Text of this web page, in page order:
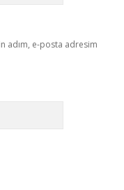
adım, e-posta adresim